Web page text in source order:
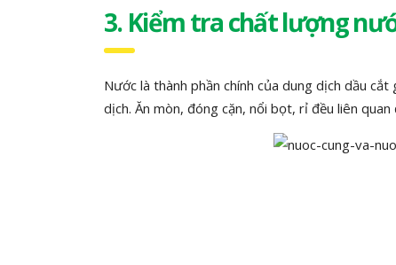
3. Kiểm tra chất lượng
Nước là thành phần chính của dung dịch dầu
dịch. Ăn mòn, đóng cặn, nổi bọt, rỉ đều liên